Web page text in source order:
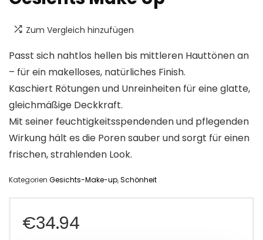
Zum Vergleich hinzufügen
Passt sich nahtlos hellen bis mittleren Hauttönen an
– für ein makelloses, natürliches Finish.
Kaschiert Rötungen und Unreinheiten für eine glatte,
gleichmäßige Deckkraft.
Mit seiner feuchtigkeitsspendenden und pflegenden
Wirkung hält es die Poren sauber und sorgt für einen
frischen, strahlenden Look.
Kategorien Gesichts-Make-up,Schönheit
€34.94